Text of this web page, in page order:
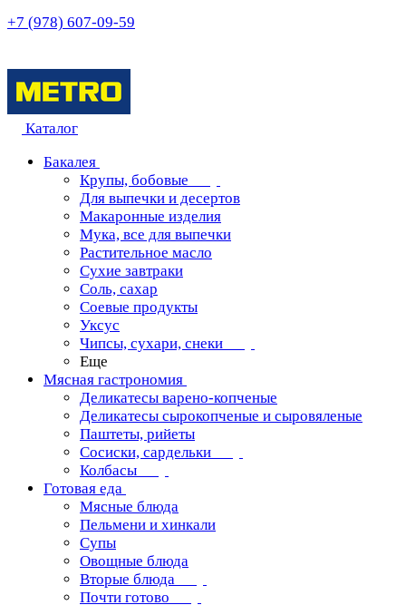
+7 (978) 607-09-59
Каталог
Бакалея
Крупы, бобовые
Для выпечки и десертов
Макаронные изделия
Мука, все для выпечки
Растительное масло
Сухие завтраки
Соль, сахар
Соевые продукты
Уксус
Чипсы, сухари, снеки
Еще
Мясная гастрономия
Деликатесы варено-копченые
Деликатесы сырокопченые и сыровяленые
Паштеты, рийеты
Сосиски, сардельки
Колбасы
Готовая еда
Мясные блюда
Пельмени и хинкали
Супы
Овощные блюда
Вторые блюда
Почти готово